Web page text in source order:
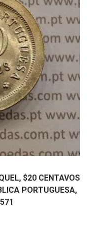
$20 CENTAVOS
PORTUGUESA,